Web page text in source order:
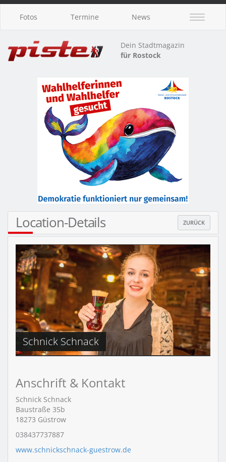
Fotos Termine News
Dein Stadtmagazin
für Rostock
Location-Details ZURÜCK
Schnick Schnack
Anschrift & Kontakt
Schnick Schnack
Baustraße 35b
18273 Güstrow
038437737887
www.schnickschnack-guestrow.de